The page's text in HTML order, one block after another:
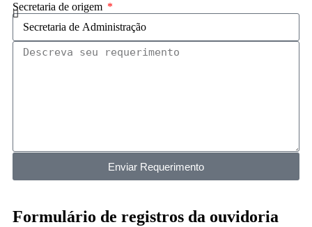
Secretaria de origem
Enviar Requerimento
Formulário de registros da ouvidoria